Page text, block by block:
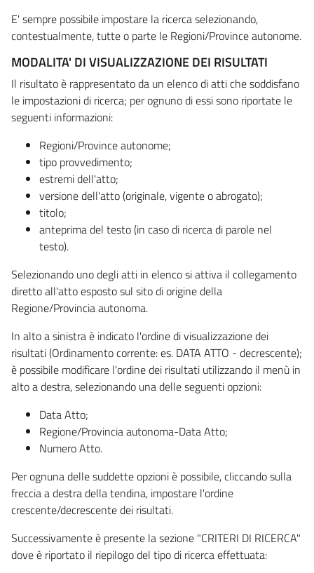
E' sempre possibile impostare la ricerca selezionando,
contestualmente, tutte o parte le Regioni/Province autonome.
MODALITA' DI VISUALIZZAZIONE DEI RISULTATI
Il risultato è rappresentato da un elenco di atti che soddisfano
le impostazioni di ricerca; per ognuno di essi sono riportate le
seguenti informazioni:
Regioni/Province autonome;
tipo provvedimento;
estremi dell'atto;
versione dell'atto (originale, vigente o abrogato);
titolo;
anteprima del testo (in caso di ricerca di parole nel
testo).
Selezionando uno degli atti in elenco si attiva il collegamento
diretto all'atto esposto sul sito di origine della
Regione/Provincia autonoma.
In alto a sinistra è indicato l'ordine di visualizzazione dei
risultati (Ordinamento corrente: es. DATA ATTO - decrescente);
è possibile modificare l'ordine dei risultati utilizzando il menù in
alto a destra, selezionando una delle seguenti opzioni:
Data Atto;
Regione/Provincia autonoma-Data Atto;
Numero Atto.
Per ognuna delle suddette opzioni è possibile, cliccando sulla
freccia a destra della tendina, impostare l'ordine
crescente/decrescente dei risultati.
Successivamente è presente la sezione "CRITERI DI RICERCA"
dove è riportato il riepilogo del tipo di ricerca effettuata: